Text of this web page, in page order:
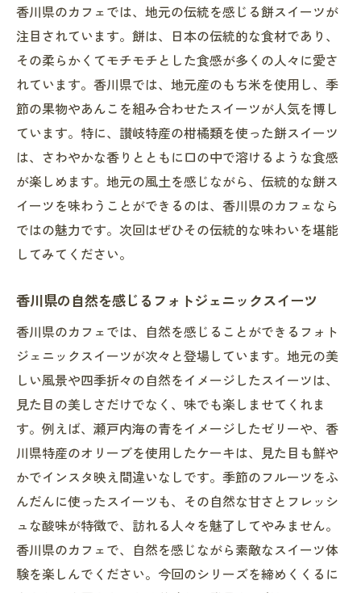
香川県のカフェでは、地元の伝統を感じる餅スイーツが
注目されています。餅は、日本の伝統的な食材であり、
その柔らかくてモチモチとした食感が多くの人々に愛さ
れています。香川県では、地元産のもち米を使用し、季
節の果物やあんこを組み合わせたスイーツが人気を博し
ています。特に、讃岐特産の柑橘類を使った餅スイーツ
は、さわやかな香りとともに口の中で溶けるような食感
が楽しめます。地元の風土を感じながら、伝統的な餅ス
イーツを味わうことができるのは、香川県のカフェなら
ではの魅力です。次回はぜひその伝統的な味わいを堪能
してみてください。
香川県の自然を感じるフォトジェニックスイーツ
香川県のカフェでは、自然を感じることができるフォト
ジェニックスイーツが次々と登場しています。地元の美
しい風景や四季折々の自然をイメージしたスイーツは、
見た目の美しさだけでなく、味でも楽しませてくれま
す。例えば、瀬戸内海の青をイメージしたゼリーや、香
川県特産のオリーブを使用したケーキは、見た目も鮮や
かでインスタ映え間違いなしです。季節のフルーツをふ
んだんに使ったスイーツも、その自然な甘さとフレッシ
ュな酸味が特徴で、訪れる人々を魅了してやみません。
香川県のカフェで、自然を感じながら素敵なスイーツ体
験を楽しんでください。今回のシリーズを締めくくるに